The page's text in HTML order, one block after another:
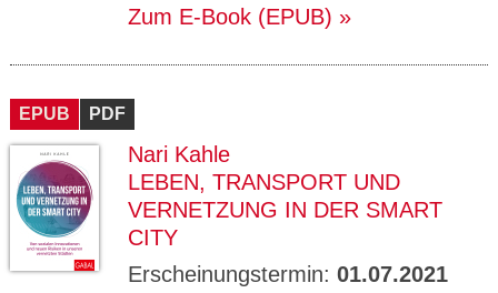
Zum E-Book (EPUB)
EPUB PDF
Nari Kahle
LEBEN, TRANSPORT UND
VERNETZUNG IN DER SMART
CITY
Erscheinungstermin: 01.07.2021